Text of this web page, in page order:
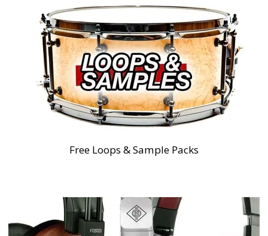
Free Loops & Sample Packs